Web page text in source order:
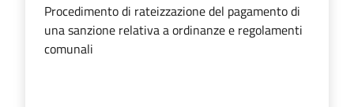
Procedimento di rateizzazione del pagamento di
una sanzione relativa a ordinanze e regolamenti
comunali